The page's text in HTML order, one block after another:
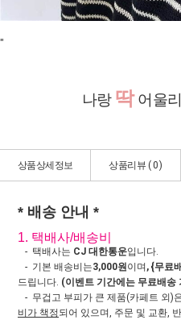
"
나랑 딱어울
상품상세정보 상품리뷰 ( 0)
* 배송 안내 *
1. 택배사/배송비
- 택배사는 CJ 대한통운입니다.
- 기본 배송비는3,000원이며 , {무료
드립니다. (이벤트 기간에는 무료배송
- 무겁고 부피가 큰 제품(카페트 외)
비가 책정되어 있으며, 주문 및 교환,